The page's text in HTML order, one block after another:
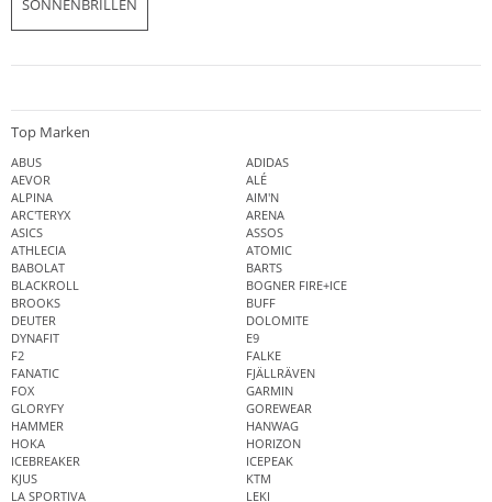
SONNENBRILLEN
Top Marken
ABUS
ADIDAS
AEVOR
ALÉ
ALPINA
AIM'N
ARC'TERYX
ARENA
ASICS
ASSOS
ATHLECIA
ATOMIC
BABOLAT
BARTS
BLACKROLL
BOGNER FIRE+ICE
BROOKS
BUFF
DEUTER
DOLOMITE
DYNAFIT
E9
F2
FALKE
FANATIC
FJÄLLRÄVEN
FOX
GARMIN
GLORYFY
GOREWEAR
HAMMER
HANWAG
HOKA
HORIZON
ICEBREAKER
ICEPEAK
KJUS
KTM
LA SPORTIVA
LEKI